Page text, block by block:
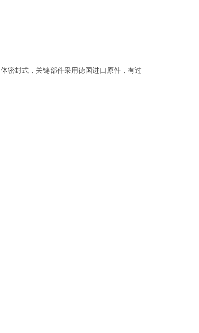
体密封式，关键部件采用德国进口原件，有过